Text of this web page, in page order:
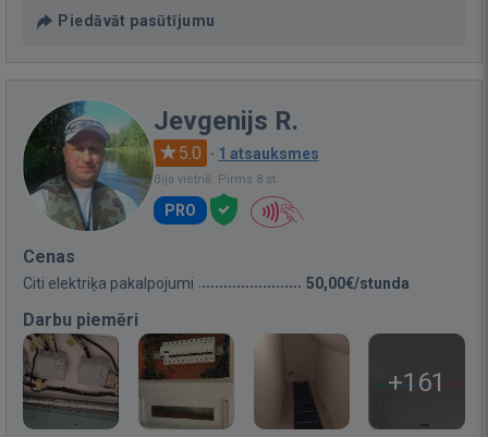
Piedāvāt pasūtījumu
Jevgenijs R.
5.0 · 1 atsauksmes
Bija vietnē: Pirms 8 st.
PRO
Cenas
Citi elektriķa pakalpojumi 50,00€/stunda
Darbu piemēri
+161